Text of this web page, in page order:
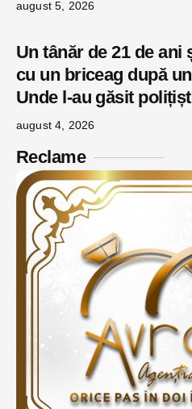
august 5, 2026
Un tânăr de 21 de ani
cu un briceag după
Unde l-au găsit
august 4, 2026
Reclame